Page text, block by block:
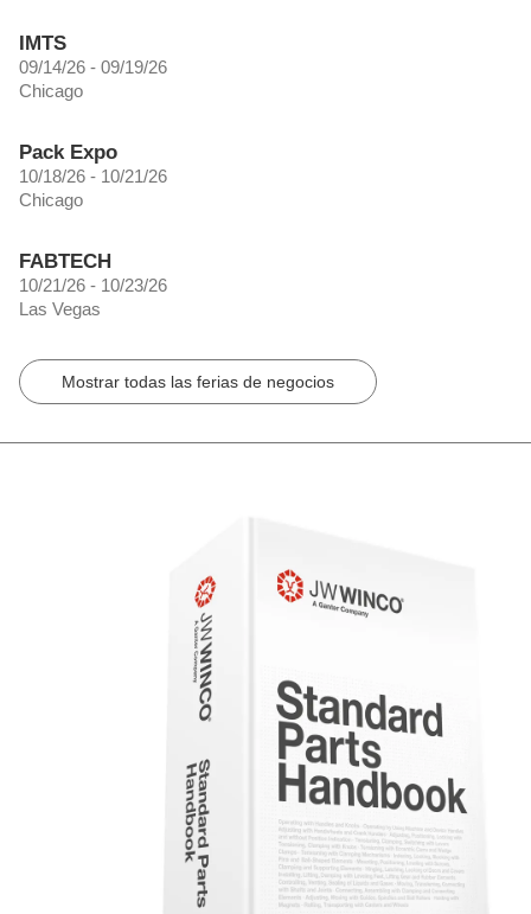
IMTS
09/14/26 - 09/19/26
Chicago
Pack Expo
10/18/26 - 10/21/26
Chicago
FABTECH
10/21/26 - 10/23/26
Las Vegas
Mostrar todas las ferias de negocios